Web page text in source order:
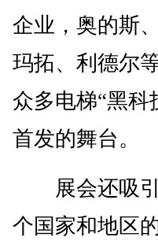
企业，奥的斯
玛拓、利德尔
众多电梯“黑科
首发的舞台。
展会还吸引
个国家和地区